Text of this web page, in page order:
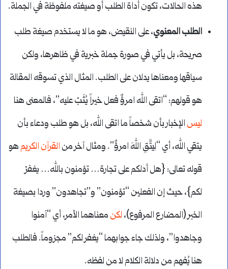
هذه الحالات، تكون أداة الطلب أو صيغته ملفوظة في الجملة.
الطلب المعنوي، على النقيض، هو ما لا يستخدم صيغة طلب
صريحة، بل يأتي في صورة جملة خبرية في ظاهرها، ولكن
سياقها ومعناها يدلان على الطلب. المثال الذي تسوقه المقالة
هو قولهم: “اتقى الله امرؤٌ فعل خيراً يُثَبْ عليه”، فالمعنى هنا
ليس الإخبار بأن شخصاً ما اتقى الله، بل هو طلب ودعاء بأن
يتقي الله، أي “لِيتَّقِ اللهَ امرؤٌ”. ومثال آخر من القرآن الكريمهو
قوله تعالى: {هل أدلكم على تجارة… تؤمنون بالله… يغفرْ
لكم}، حيث إن الفعلين “تؤمنون” و”تجاهدون” وردا بصيغة
الخبر (المضارع المرفوع)، لكن معناهما الأمر، أي “آمنوا
وجاهدوا”، ولذلك جاء جوابهما “يغفر لكم” مجزوماً. فالطلب
هنا يُفهم من دلالة الكلام لا من لفظه.